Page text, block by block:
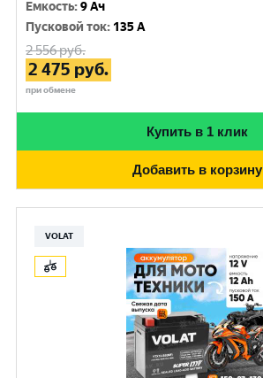
Емкость:9 Ач
Пусковой ток: 135 A
2 556руб.
2 475 руб.
при обмене
Купить в 1 клик
Добавить в корзину
VOLAT